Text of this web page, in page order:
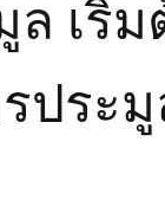
ริ่มต้
มูล 9